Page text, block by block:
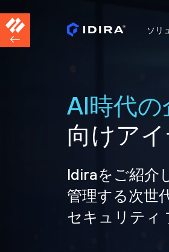
ソリ
AI時代の
向けア
Idiraをご紹介
管理する次世
セキュリティ